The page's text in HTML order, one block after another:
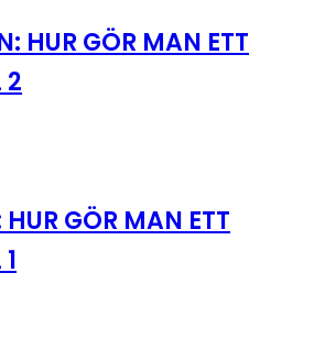
HUR GÖR MAN ETT
2
GÖR MAN ETT